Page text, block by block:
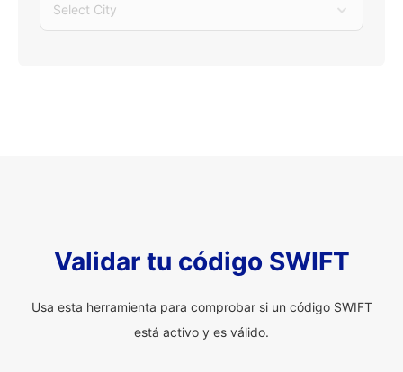
Select City
Validar tu código SWIFT
Usa esta herramienta para comprobar si un código SWIFT
está activo y es válido.